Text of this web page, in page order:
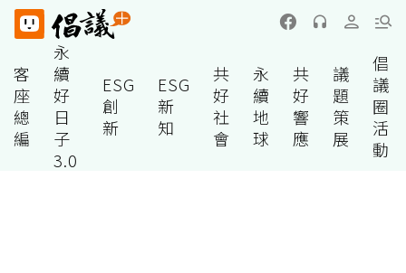
客
座
總
編
永
續
好
日
子
3.0
ESG
創
新
ESG
新
知
共
好
社
會
永
續
地
球
共
好
響
應
議
題
策
展
倡
議
圈
活
動